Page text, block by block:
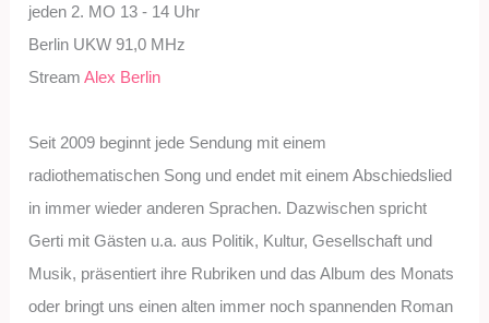
jeden 2. MO 13 - 14 Uhr
Berlin UKW 91,0 MHz
StreamAlex Berlin
Seit 2009 beginnt jede Sendung mit einem
radiothematischen Song und endet mit einem Abschiedslied
in immer wieder anderen Sprachen. Dazwischen spricht
Gerti mit Gästen u.a. aus Politik, Kultur, Gesellschaft und
Musik, präsentiert ihre Rubriken und das Album des Monats
oder bringt uns einen alten immer noch spannenden Roman